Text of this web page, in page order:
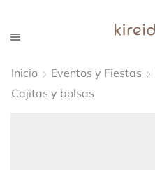
Inicio Eventos y Fiestas
Cajitas y bolsas